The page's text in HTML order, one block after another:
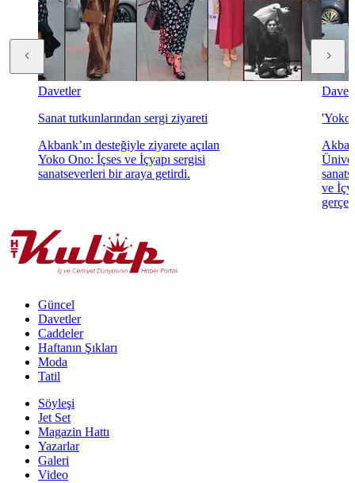
Davetler
Sanat tutkunlarından sergi ziyareti
Akbank’ın desteğiyle ziyarete açılan
Yoko Ono: İçses ve İçyapı sergisi
sanatseverleri bir araya getirdi.
'Yoko
ve
Güncel
Davetler
Caddeler
Haftanın Şıkları
Moda
Tatil
Söyleşi
Jet Set
Magazin Hattı
Yazarlar
Galeri
Video